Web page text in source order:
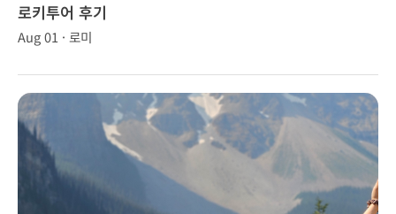
로키투어 후기
Aug 01 · 로미